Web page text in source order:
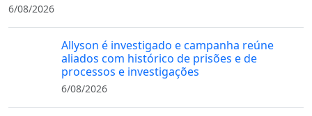
6/08/2026
Allyson é investigado e campanha reúne
aliados com histórico de prisões e de
processos e investigações
6/08/2026